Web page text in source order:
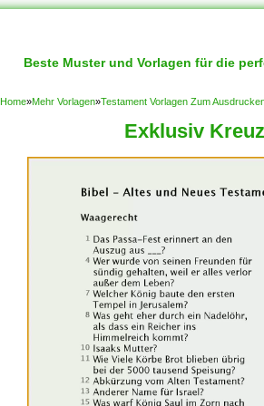
Beste Muster und Vorlagen für die
Home»Mehr Vorlagen»Testament Vorlagen Zum
Exklusiv